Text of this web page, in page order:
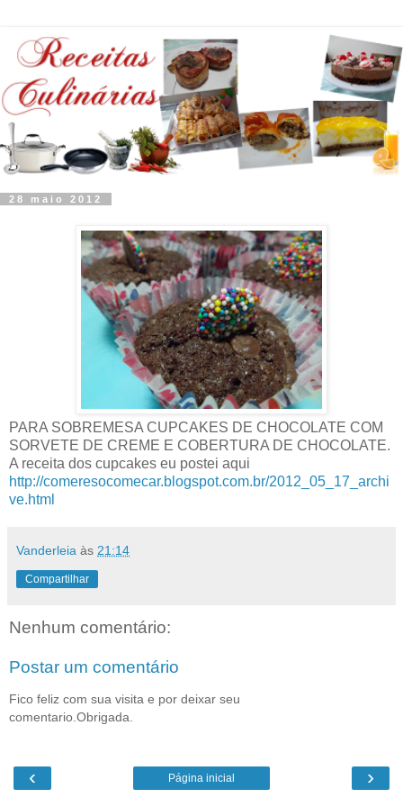
28 maio 2012
PARA SOBREMESA CUPCAKES DE CHOCOLATE COM
SORVETE DE CREME E COBERTURA DE CHOCOLATE.
A receita dos cupcakes eu postei aqui
http://comeresocomecar.blogspot.com.br/2012_05_17_archi
ve.html
Vanderleia às 21:14
Compartilhar
Nenhum comentário:
Postar um comentário
Fico feliz com sua visita e por deixar seu
comentario.Obrigada.
‹ ›
Página inicial